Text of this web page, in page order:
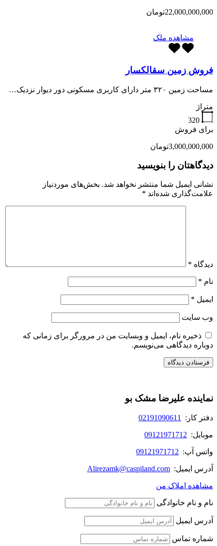
22,000,000,000تومان
مشاهده ملک
فروش زمین سقالکسار
مساحت زمین ۳۲۰ متر دارای کاربری مسکونی دور دیوار نزدیک…
متراژ
320
برای فروش
3,000,000,000تومان
دیدگاهتان را بنویسید
نشانی ایمیل شما منتشر نخواهد شد. بخش‌های موردنیاز
علامت‌گذاری شده‌اند *
دیدگاه *
نام *
ایمیل *
وب‌ سایت
ذخیره نام، ایمیل و وبسایت من در مرورگر برای زمانی که
دوباره دیدگاهی می‌نویسم.
نماینده علیرضا مشک بو
دفتر کار: 02191090611
موبایل: 09121971712
واتس آپ: 09121971712
آدرس ایمیل: Alirezamk@caspiland.com
مشاهده املاک من
نام و نام خانوادگی
آدرس ایمیل
شماره تماس